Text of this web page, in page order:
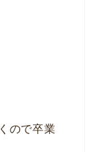
ので卒業